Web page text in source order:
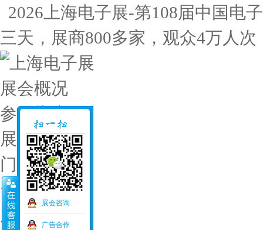
2026上海电子展-第108届中国电
三天，展商800多家，观众4万人次
展会概况
参展指南
展位预定
门票申请
资料下载
展会交通
展会咨询
广告合作